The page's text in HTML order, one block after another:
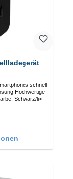
schnell
Farbe: Schwarz/li>